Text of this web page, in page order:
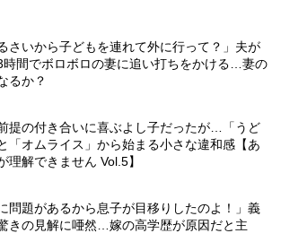
るさいから子どもを連れて外に行って？」夫が
時間でボロボロの妻に追い打ちをかける…妻の
るか？
提の付き合いに喜ぶよし子だったが…「うど
「オムライス」から始まる小さな違和感【あ
理解できません Vol.5】
に問題があるから息子が目移りしたのよ！」義
きの見解に唖然…嫁の高学歴が原因だと主